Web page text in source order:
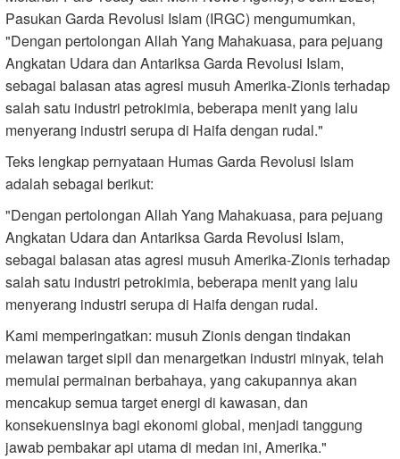
Pasukan Garda Revolusi Islam (IRGC) mengumumkan,
"Dengan pertolongan Allah Yang Mahakuasa, para pejuang
Angkatan Udara dan Antariksa Garda Revolusi Islam,
sebagai balasan atas agresi musuh Amerika-Zionis terhadap
salah satu industri petrokimia, beberapa menit yang lalu
menyerang industri serupa di Haifa dengan rudal."
Teks lengkap pernyataan Humas Garda Revolusi Islam
adalah sebagai berikut:
"Dengan pertolongan Allah Yang Mahakuasa, para pejuang
Angkatan Udara dan Antariksa Garda Revolusi Islam,
sebagai balasan atas agresi musuh Amerika-Zionis terhadap
salah satu industri petrokimia, beberapa menit yang lalu
menyerang industri serupa di Haifa dengan rudal.
Kami memperingatkan: musuh Zionis dengan tindakan
melawan target sipil dan menargetkan industri minyak, telah
memulai permainan berbahaya, yang cakupannya akan
mencakup semua target energi di kawasan, dan
konsekuensinya bagi ekonomi global, menjadi tanggung
jawab pembakar api utama di medan ini, Amerika."